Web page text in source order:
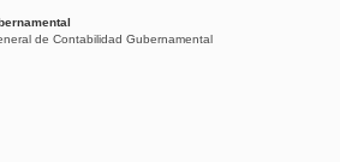
de Contabilidad Gubernamental